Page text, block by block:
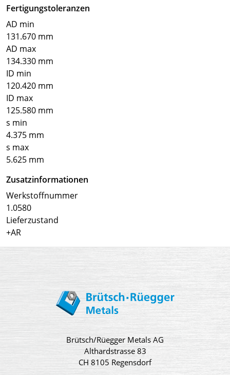
Fertigungstoleranzen
AD min
131.670 mm
AD max
134.330 mm
ID min
120.420 mm
ID max
125.580 mm
s min
4.375 mm
s max
5.625 mm
Zusatzinformationen
Werkstoffnummer
1.0580
Lieferzustand
+AR
Brütsch/Rüegger Metals AG
Althardstrasse 83
CH 8105 Regensdorf